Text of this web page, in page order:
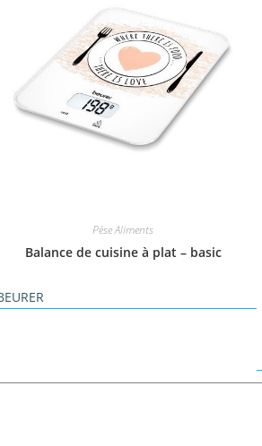
Pèse Aliments
Balance de cuisine à plat – basic